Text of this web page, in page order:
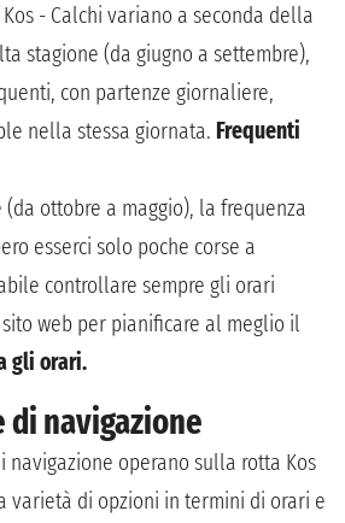
- Calchi variano a seconda della
stagione (da giugno a settembre),
con partenze giornaliere,
nella stessa giornata. Frequenti
ottobre a maggio), la frequenza
esserci solo poche corse a
controllare sempre gli orari
web per pianificare al meglio il
gli orari.
di navigazione
navigazione operano sulla rotta Kos
varietà di opzioni in termini di orari e